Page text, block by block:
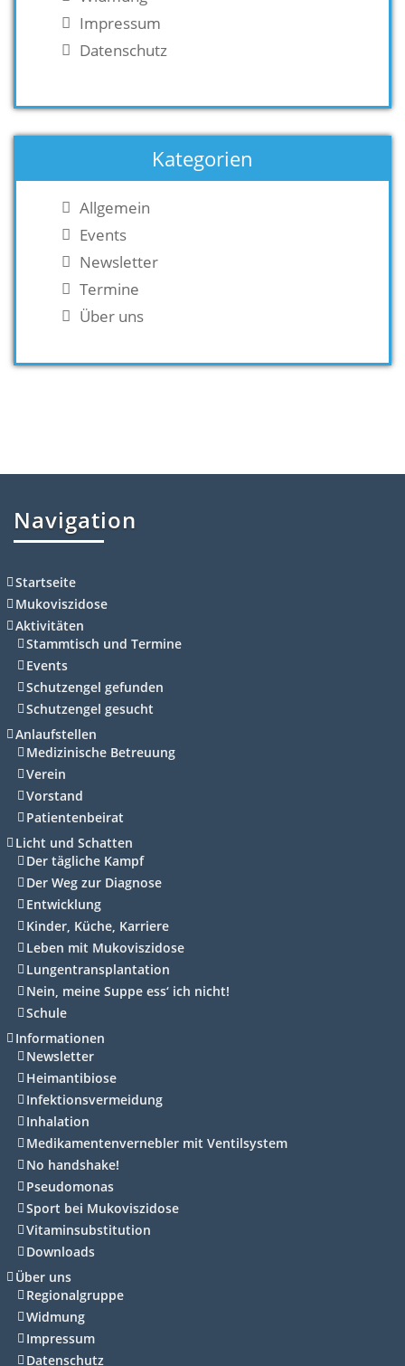
Impressum
Datenschutz
Kategorien
Allgemein
Events
Newsletter
Termine
Über uns
Navigation
Startseite
Mukoviszidose
Aktivitäten
Stammtisch und Termine
Events
Schutzengel gefunden
Schutzengel gesucht
Anlaufstellen
Medizinische Betreuung
Verein
Vorstand
Patientenbeirat
Licht und Schatten
Der tägliche Kampf
Der Weg zur Diagnose
Entwicklung
Kinder, Küche, Karriere
Leben mit Mukoviszidose
Lungentransplantation
Nein, meine Suppe ess‘ ich nicht!
Schule
Informationen
Newsletter
Heimantibiose
Infektionsvermeidung
Inhalation
Medikamentenvernebler mit Ventilsystem
No handshake!
Pseudomonas
Sport bei Mukoviszidose
Vitaminsubstitution
Downloads
Über uns
Regionalgruppe
Widmung
Impressum
Datenschutz